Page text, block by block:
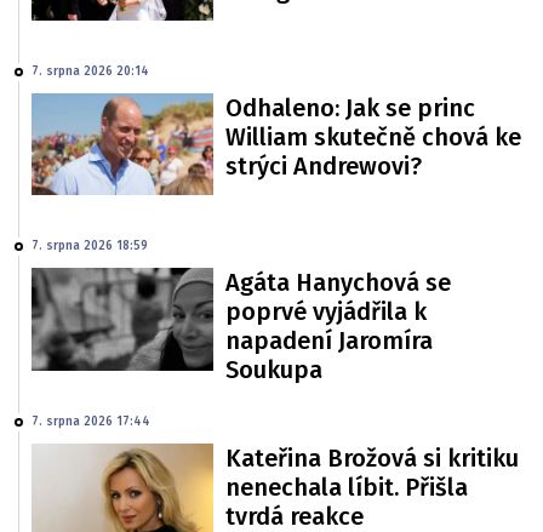
7. srpna 2026 20:14
Odhaleno: Jak se princ
William skutečně chová ke
strýci Andrewovi?
7. srpna 2026 18:59
Agáta Hanychová se
poprvé vyjádřila k
napadení Jaromíra
Soukupa
7. srpna 2026 17:44
Kateřina Brožová si kritiku
nenechala líbit. Přišla
tvrdá reakce